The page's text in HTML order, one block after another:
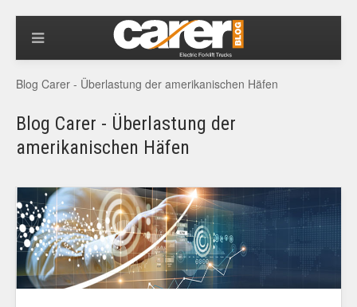
Blog Carer - Überlastung der amerikanischen Häfen
Blog Carer - Überlastung der
amerikanischen Häfen